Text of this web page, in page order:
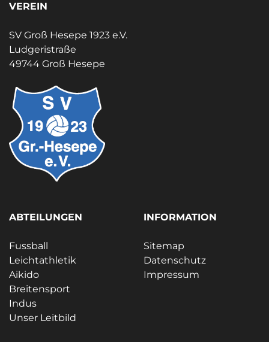
VEREIN
SV Groß Hesepe 1923 e.V.
Ludgeristraße
49744 Groß Hesepe
ABTEILUNGEN
Fussball
Leichtathletik
Aikido
Breitensport
Indus
Unser Leitbild
INFORMATION
Sitemap
Datenschutz
Impressum